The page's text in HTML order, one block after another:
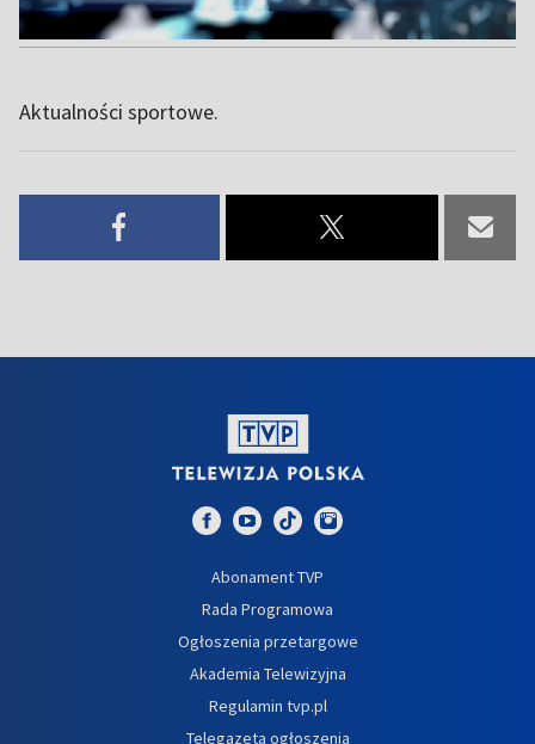
Aktualności sportowe.
Abonament TVP
Rada Programowa
Ogłoszenia przetargowe
Akademia Telewizyjna
Regulamin tvp.pl
Telegazeta ogłoszenia